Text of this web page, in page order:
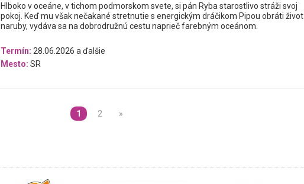
Hlboko v oceáne, v tichom podmorskom svete, si pán Ryba starostlivo stráži svoj
pokoj. Keď mu však nečakané stretnutie s energickým dráčikom Pipou obráti život
naruby, vydáva sa na dobrodružnú cestu naprieč farebným oceánom.
Termín: 28.06.2026 a ďalšie
Mesto: SR
1 2 »